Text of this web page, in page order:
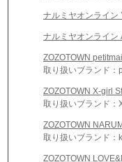
ナルミヤオンライン
ナルミヤオンライン
ZOZOTOWN
取り扱いブランド：
ZOZOTOWN X-girl
取り扱いブランド
ZOZOTOWN
取り扱いブランド
ZOZOTOWN